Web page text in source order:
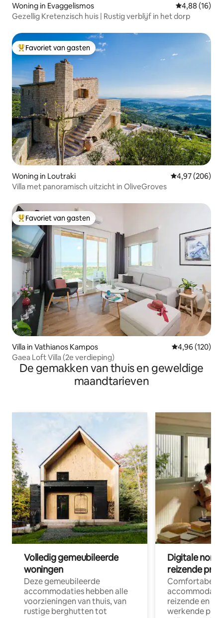
Woning in Evaggelismos Gemiddelde
4,88 (16)
Gezellig Kretenzisch huis | Rustig verblijf in het dorp
Topfavoriet van gasten
Favoriet van gasten
Woning in Loutraki Gemiddelde
4,97 (206)
Villa met panoramisch uitzicht in OliveGroves
Topfavoriet van gasten
Favoriet van gasten
Villa in Vathianos Kampos Gemiddelde
4,96 (120)
Gaea Loft Villa (2e verdieping)
De gemakken van thuis en geweldige
maandtarieven
Volledig gemeubileerde
woningen
Deze gemeubileerde
accommodaties hebben alle
voorzieningen van thuis, van
rustige berghutten tot
Digitale
reizende
Comfortabele
reizende en
werkende